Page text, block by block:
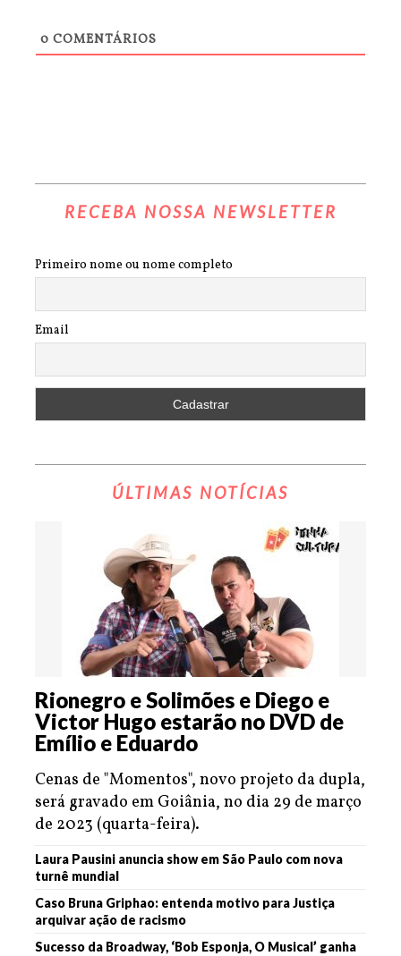
0 COMENTÁRIOS
RECEBA NOSSA NEWSLETTER
Primeiro nome ou nome completo
Email
ÚLTIMAS NOTÍCIAS
Rionegro e Solimões e Diego e
Victor Hugo estarão no DVD de
Emílio e Eduardo
Cenas de "Momentos", novo projeto da dupla,
será gravado em Goiânia, no dia 29 de março
de 2023 (quarta-feira).
Laura Pausini anuncia show em São Paulo com nova
turnê mundial
Caso Bruna Griphao: entenda motivo para Justiça
arquivar ação de racismo
Sucesso da Broadway, ‘Bob Esponja, O Musical’ ganha